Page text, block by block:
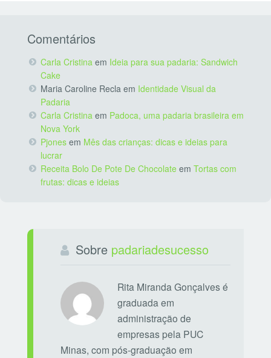
Comentários
Carla Cristina em Ideia para sua padaria: Sandwich
Cake
Maria Caroline Recla em Identidade Visual da
Padaria
Carla Cristina em Padoca, uma padaria brasileira em
Nova York
Pjones em Mês das crianças: dicas e ideias para
lucrar
Receita Bolo De Pote De Chocolate emTortas com
frutas: dicas e ideias
Sobre padariadesucesso
Rita Miranda Gonçalves é
graduada em
administração de
empresas pela PUC
Minas, com pós-graduação em